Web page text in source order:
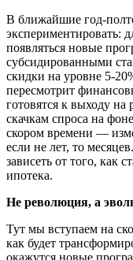
В ближайшие год-
экспериментировать:
появляться новые
субсидированными
скидки на уровне 5-
пересмотрит
готовятся к выходу
скачкам спроса на
скором времени —
если не лет, то
зависеть от того, как
ипотека.
Не революция, а
Тут мы вступаем на
как будет
окажутся новые